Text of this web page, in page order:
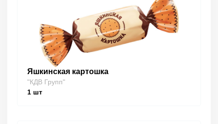
Яшкинская картошка
"КДВ Групп"
1 шт